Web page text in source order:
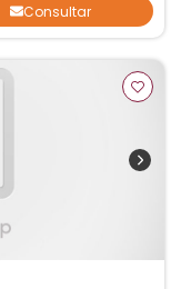
Consultar